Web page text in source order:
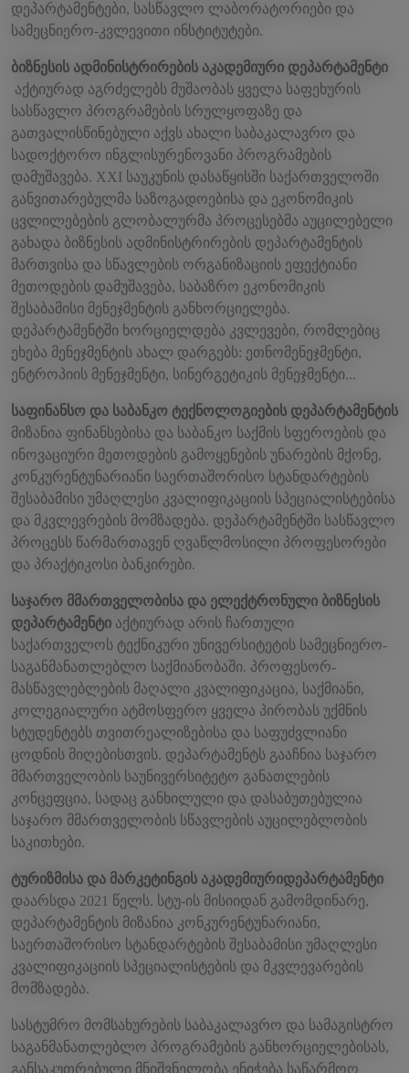
დეპარტამენტები, სასწავლო ლაბორატორიები და
სამეცნიერო-კვლევითი ინსტიტუტები.
ბიზნესის ადმინისტრირების აკადემიური დეპარტამენტი
აქტიურად აგრძელებს მუშაობას ყველა საფეხურის
სასწავლო პროგრამების სრულყოფაზე და
გათვალისწინებული აქვს ახალი საბაკალავრო და
სადოქტორო ინგლისურენოვანი პროგრამების
დამუშავება. XXI საუკუნის დასაწყისში საქართველოში
განვითარებულმა საზოგადოებისა და ეკონომიკის
ცვლილებების გლობალურმა პროცესებმა აუცილებელი
გახადა ბიზნესის ადმინისტრირების დეპარტამენტის
მართვისა და სწავლების ორგანიზაციის ეფექტიანი
მეთოდების დამუშავება, საბაზრო ეკონომიკის
შესაბამისი მენეჯმენტის განხორციელება.
დეპარტამენტში ხორციელდება კვლევები, რომლებიც
ეხება მენეჯმენტის ახალ დარგებს: ეთნომენეჯმენტი,
ენტროპიის მენეჯმენტი, სინერგეტიკის მენეჯმენტი...
საფინანსო და საბანკო ტექნოლოგიების დეპარტამენტის
მიზანია ფინანსებისა და საბანკო საქმის სფეროების და
ინოვაციური მეთოდების გამოყენების უნარების მქონე,
კონკურენტუნარიანი საერთაშორისო სტანდარტების
შესაბამისი უმაღლესი კვალიფიკაციის სპეციალისტებისა
და მკვლევრების მომზადება. დეპარტამენტში სასწავლო
პროცესს წარმართავენ ღვაწლმოსილი პროფესორები
და პრაქტიკოსი ბანკირები.
საჯარო მმართველობისა და ელექტრონული ბიზნესის
დეპარტამენტი აქტიურად არის ჩართული
საქართველოს ტექნიკური უნივერსიტეტის სამეცნიერო-
საგანმანათლებლო საქმიანობაში. პროფესორ-
მასწავლებლების მაღალი კვალიფიკაცია, საქმიანი,
კოლეგიალური ატმოსფერო ყველა პირობას უქმნის
სტუდენტებს თვითრეალიზებისა და საფუძვლიანი
ცოდნის მიღებისთვის. დეპარტამენტს გააჩნია საჯარო
მმართველობის საუნივერსიტეტო განათლების
კონცეფცია, სადაც განხილული და დასაბუთებულია
საჯარო მმართველობის სწავლების აუცილებლობის
საკითხები.
ტურიზმისა და მარკეტინგის აკადემიურიდეპარტამენტი
დაარსდა 2021 წელს. სტუ-ის მისიიდან გამომდინარე,
დეპარტამენტის მიზანია კონკურენტუნარიანი,
საერთაშორისო სტანდარტების შესაბამისი უმაღლესი
კვალიფიკაციის სპეციალისტების და მკვლევარების
მომზადება.
სასტუმრო მომსახურების საბაკალავრო და სამაგისტრო
საგანმანათლებლო პროგრამების განხორციელებისას,
განსაკუთრებული მნიშვნელობა ენიჭება საწარმოო